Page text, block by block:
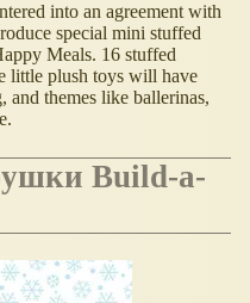
into an agreement with
special mini stuffed
Meals. 16 stuffed
little plush toys will have
and themes like ballerinas,